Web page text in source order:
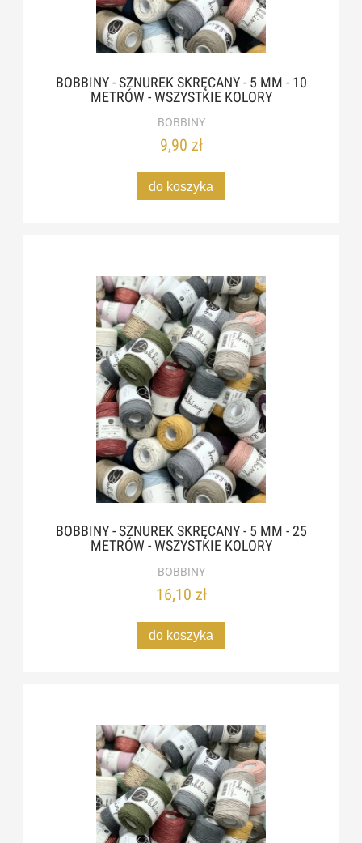
BOBBINY - SZNUREK SKRĘCANY - 5 MM - 10
METRÓW - WSZYSTKIE KOLORY
BOBBINY
9,90 zł
do koszyka
BOBBINY - SZNUREK SKRĘCANY - 5 MM - 25
METRÓW - WSZYSTKIE KOLORY
BOBBINY
16,10 zł
do koszyka